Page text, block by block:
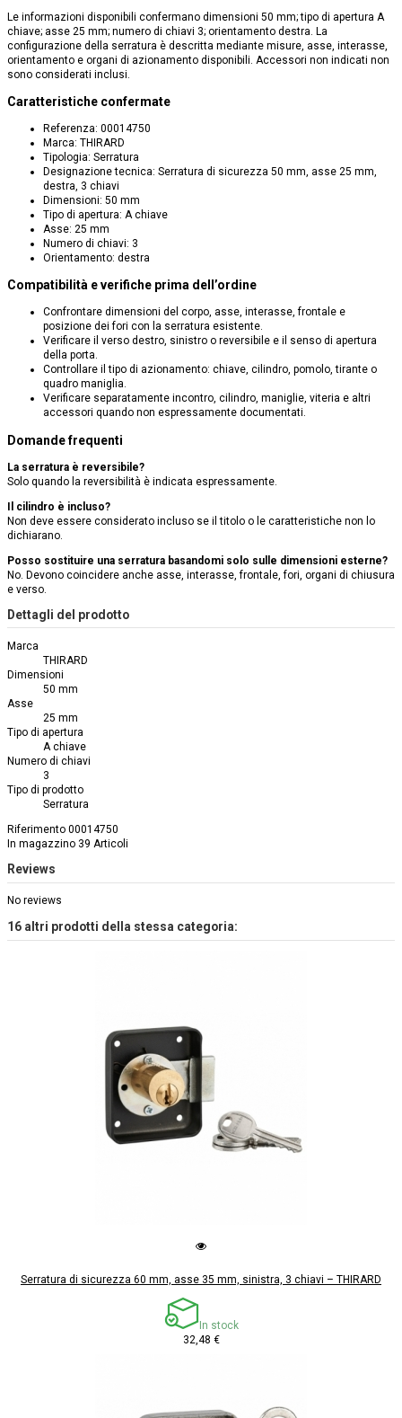
Le informazioni disponibili confermano dimensioni 50 mm; tipo di apertura A
chiave; asse 25 mm; numero di chiavi 3; orientamento destra. La
configurazione della serratura è descritta mediante misure, asse, interasse,
orientamento e organi di azionamento disponibili. Accessori non indicati non
sono considerati inclusi.
Caratteristiche confermate
Referenza: 00014750
Marca: THIRARD
Tipologia: Serratura
Designazione tecnica: Serratura di sicurezza 50 mm, asse 25 mm,
destra, 3 chiavi
Dimensioni: 50 mm
Tipo di apertura: A chiave
Asse: 25 mm
Numero di chiavi: 3
Orientamento: destra
Compatibilità e verifiche prima dell’ordine
Confrontare dimensioni del corpo, asse, interasse, frontale e
posizione dei fori con la serratura esistente.
Verificare il verso destro, sinistro o reversibile e il senso di apertura
della porta.
Controllare il tipo di azionamento: chiave, cilindro, pomolo, tirante o
quadro maniglia.
Verificare separatamente incontro, cilindro, maniglie, viteria e altri
accessori quando non espressamente documentati.
Domande frequenti
La serratura è reversibile?
Solo quando la reversibilità è indicata espressamente.
Il cilindro è incluso?
Non deve essere considerato incluso se il titolo o le caratteristiche non lo
dichiarano.
Posso sostituire una serratura basandomi solo sulle dimensioni esterne?
No. Devono coincidere anche asse, interasse, frontale, fori, organi di chiusura
e verso.
Dettagli del prodotto
Marca
THIRARD
Dimensioni
50 mm
Asse
25 mm
Tipo di apertura
A chiave
Numero di chiavi
3
Tipo di prodotto
Serratura
Riferimento 00014750
In magazzino 39 Articoli
Reviews
No reviews
16 altri prodotti della stessa categoria:
Serratura di sicurezza 60 mm, asse 35 mm, sinistra, 3 chiavi – THIRARD
In stock
32,48 €